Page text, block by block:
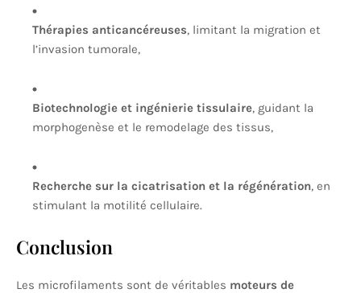
Thérapies anticancéreuses, limitant la migration et
l’invasion tumorale,
Biotechnologie et ingénierie tissulaire, guidant la
morphogenèse et le remodelage des tissus,
Recherche sur la cicatrisation et la régénération, en
stimulant la motilité cellulaire.
Conclusion
Les microfilaments sont de véritables moteurs de